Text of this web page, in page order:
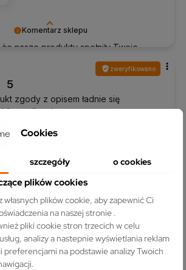
Komentarz sklepu
nasze produkty spełniły Twoje
Dziękujemy za zaufanie!
Komentarz sklepu
działania ⚡
zweryfikowano
5
zgody z opisem ładnie się
realizacja
klient Opinia zewnętrzna
5
z opisem. Szybka dostawa.
Cookies
szczegóły o cookies
plików cookies
własnych plików cookie, aby zapewnić Ci
na naszej stronie .
pliki cookie stron trzecich w celu
analizy a nastepnie wyświetlania reklam
preferencjami na podstawie analizy Twoich